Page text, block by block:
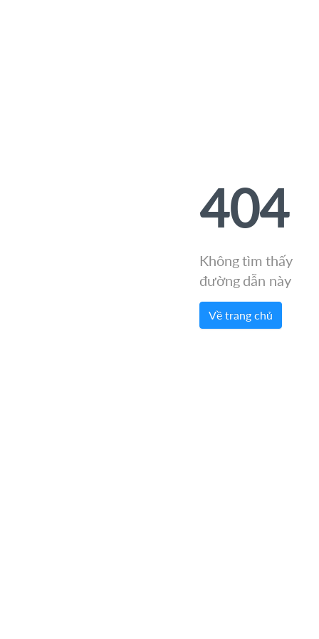
404
Không tìm thấy
đường dẫn này
Về trang chủ